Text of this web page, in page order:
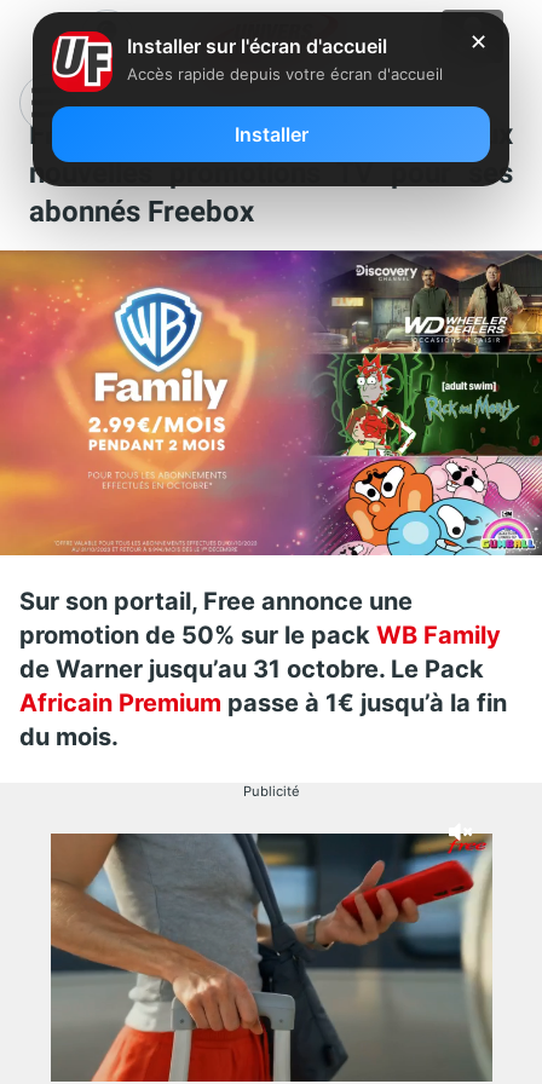
Free officialise et détaille deux
nouvelles promotions TV pour ses
abonnés Freebox
Sur son portail, Free annonce une
promotion de 50% sur le pack WB Family
de Warner jusqu’au 31 octobre. Le Pack
Africain Premium passe à 1€ jusqu’à la fin
du mois.
Publicité
✕
Installer sur l'écran d'accueil
Accès rapide depuis votre écran d'accueil
Installer